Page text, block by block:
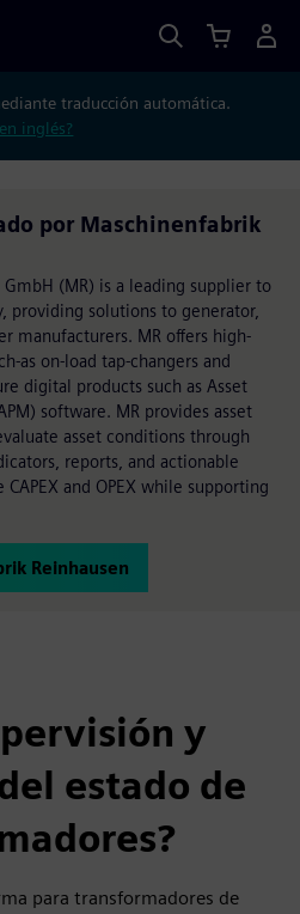
traducción automática.
inglés?
por Maschinenfabrik
(MR) is a leading supplier to
providing solutions to generator,
manufacturers. MR offers high-
as on-load tap-changers and
digital products such as Asset
software. MR provides asset
asset conditions through
reports, and actionable
and OPEX while supporting
Reinhausen
y
estado de
para transformadores de